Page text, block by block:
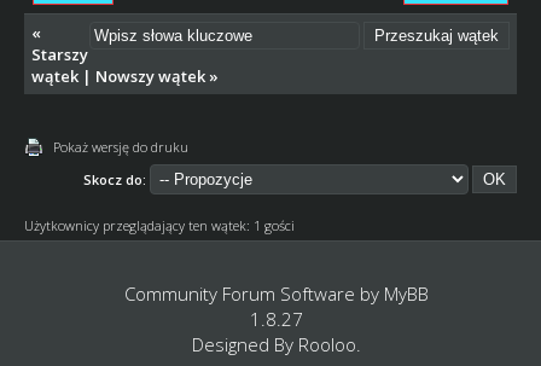
«
Starszy
wątek| Nowszy wątek»
Pokaż wersję do druku
Skocz do:
Użytkownicy przeglądający ten wątek: 1 gości
Community Forum Software by MyBB
1.8.27
Designed By Rooloo